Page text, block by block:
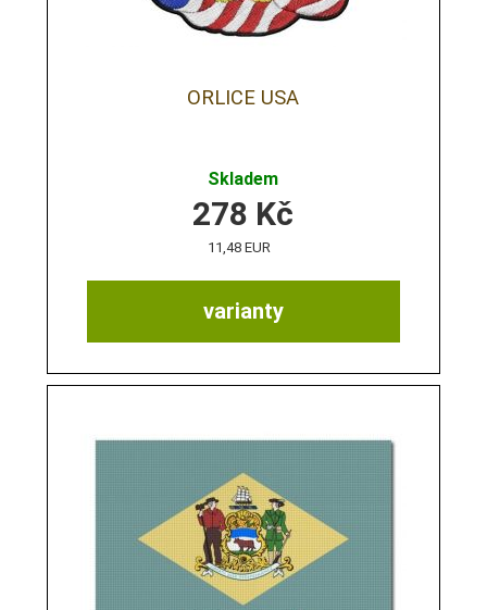
ORLICE USA
Skladem
varianty
278 Kč
11,48 EUR